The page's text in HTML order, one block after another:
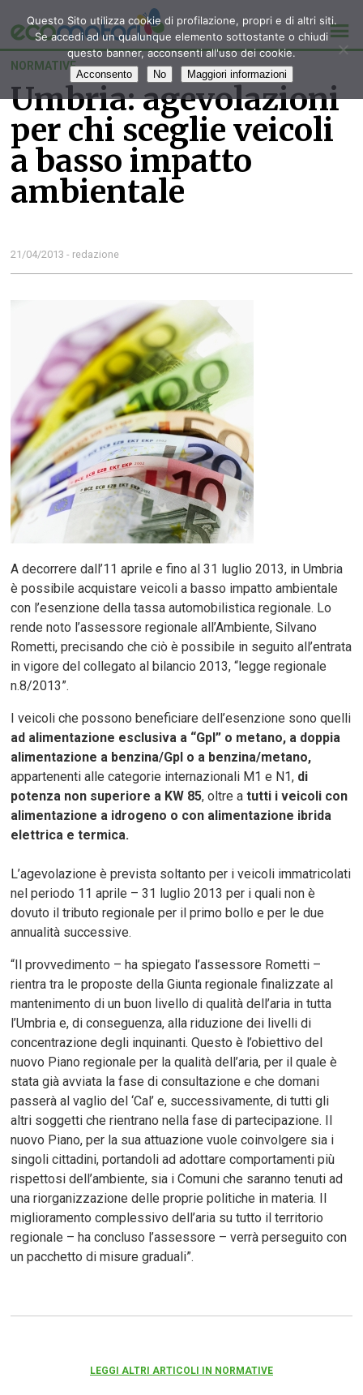
NORMATIVE
Umbria: agevolazioni
per chi sceglie veicoli
a basso impatto
ambientale
21/04/2013 - redazione
A decorrere dall’11 aprile e fino al 31 luglio 2013, in Umbria
è possibile acquistare veicoli a basso impatto ambientale
con l’esenzione della tassa automobilistica regionale. Lo
rende noto l’assessore regionale all’Ambiente, Silvano
Rometti, precisando che ciò è possibile in seguito all’entrata
in vigore del collegato al bilancio 2013, “legge regionale
n.8/2013”.
I veicoli che possono beneficiare dell’esenzione sono quelli
ad alimentazione esclusiva a “Gpl” o metano, a doppia
alimentazione a benzina/Gpl o a benzina/metano,
appartenenti alle categorie internazionali M1 e N1, di
potenza non superiore a KW 85, oltre atutti i veicoli con
alimentazione a idrogeno o con alimentazione ibrida
elettrica e termica.
L’agevolazione è prevista soltanto per i veicoli immatricolati
nel periodo 11 aprile – 31 luglio 2013 per i quali non è
dovuto il tributo regionale per il primo bollo e per le due
annualità successive.
“Il provvedimento – ha spiegato l’assessore Rometti –
rientra tra le proposte della Giunta regionale finalizzate al
mantenimento di un buon livello di qualità dell’aria in tutta
l’Umbria e, di conseguenza, alla riduzione dei livelli di
concentrazione degli inquinanti. Questo è l’obiettivo del
nuovo Piano regionale per la qualità dell’aria, per il quale è
stata già avviata la fase di consultazione e che domani
passerà al vaglio del ‘Cal’ e, successivamente, di tutti gli
altri soggetti che rientrano nella fase di partecipazione. Il
nuovo Piano, per la sua attuazione vuole coinvolgere sia i
singoli cittadini, portandoli ad adottare comportamenti più
rispettosi dell’ambiente, sia i Comuni che saranno tenuti ad
una riorganizzazione delle proprie politiche in materia. Il
miglioramento complessivo dell’aria su tutto il territorio
regionale – ha concluso l’assessore – verrà perseguito con
un pacchetto di misure graduali”.
LEGGI ALTRI ARTICOLI IN NORMATIVE
Questo Sito utilizza cookie di profilazione, propri e di altri siti.
Se accedi ad un qualunque elemento sottostante o chiudi
questo banner, acconsenti all'uso dei cookie.
Acconsento No Maggiori informazioni